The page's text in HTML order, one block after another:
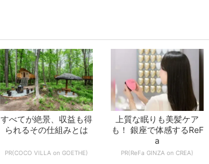
すべてが絶景、収益も得
られるその仕組みとは
PR(COCO VILLA on GOETHE)
上質な眠りも美髪ケア
も！ 銀座で体感するReF
a
PR(ReFa GINZA on CREA)